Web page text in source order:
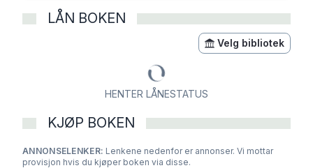
påminnelse om at det aldri er for sent å forandre
livet, uansett alder, form eller bakgrunn. Perfekt
for vår turbulente tid, inspirerer reisen deres oss
til å sette seg både små og store mål, og å finne
livsglede i alle situasjoner. La historien om
Samuel og hans bestefar gi deg håp og mot til å
leve livet fullt ut.
LÅN BOKEN
Velg bibliotek
HENTER LÅNESTATUS
KJØP BOKEN
ANNONSELENKER: Lenkene nedenfor er annonser. Vi mottar
provisjon hvis du kjøper boken via disse.